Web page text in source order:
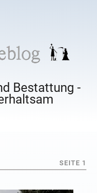
Bestattung -
SEITE 1